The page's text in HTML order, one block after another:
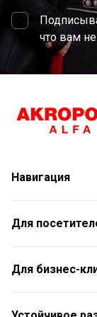
что вам
Навигация
Услуги
Развлечения
Рестораны
Для
С животными
Контакты
Для бизнес-